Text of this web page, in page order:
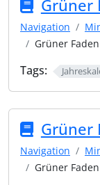
Grüner
Navigation
Grüner
Tags:
Grüner
Navigation
Grüner